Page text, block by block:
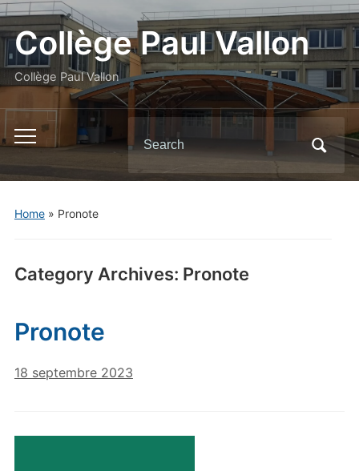
Collège Paul Vallon
Collège Paul Vallon
Toggle
menu
for:
Home» Pronote
Category Archives: Pronote
Pronote
18 septembre 2023
Panneau de gestion des cookies